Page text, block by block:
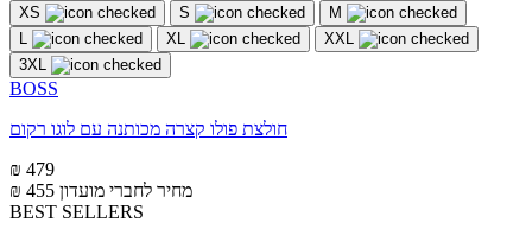
XS S
M
L
XL
XXL
3XL
BOSS
חולצת פולו קצרה מכותנה עם לוגו רקום
₪ 479
₪ 455 מחיר לחברי מועדון
BEST SELLERS